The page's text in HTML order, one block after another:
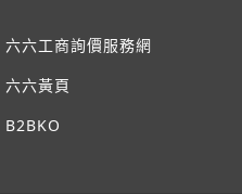
六六工商詢價服務網
六六黃頁
B2BKO